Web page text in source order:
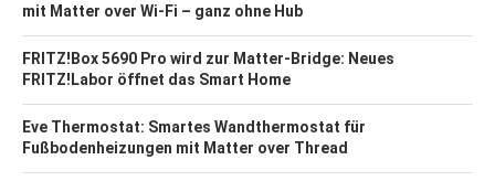
mit Matter over Wi-Fi – ganz ohne Hub
FRITZ!Box 5690 Pro wird zur Matter-Bridge: Neues
FRITZ!Labor öffnet das Smart Home
Eve Thermostat: Smartes Wandthermostat für
Fußbodenheizungen mit Matter over Thread